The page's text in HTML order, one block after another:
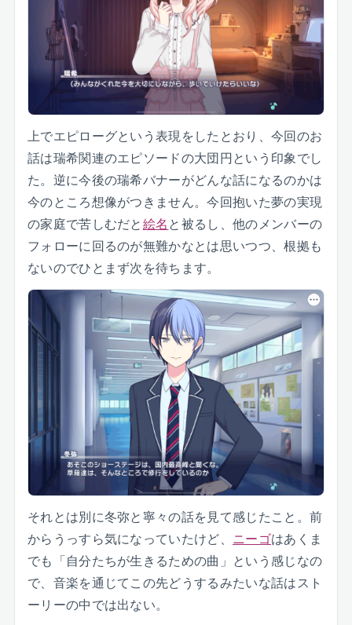
上でエピローグという表現をしたとおり、今回のお
話は瑞希関連のエピソードの大団円という印象でし
た。逆に今後の瑞希バナーがどんな話になるのかは
今のところ想像がつきません。今回抱いた夢の実現
の家庭で苦しむだと絵名と被るし、他のメンバーの
フォローに回るのが無難かなとは思いつつ、根拠も
ないのでひとまず次を待ちます。
それとは別に冬弥と寧々の話を見て感じたこと。前
からうっすら気になっていたけど、 ニーゴはあくま
でも「自分たちが生きるための曲」という感じなの
で、音楽を通じてこの先どうするみたいな話はスト
ーリーの中では出ない。